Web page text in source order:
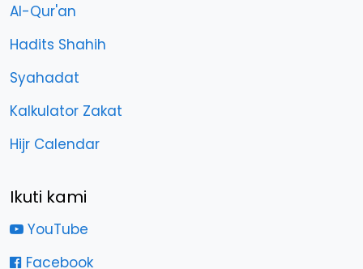
Al-Qur'an
Hadits Shahih
Syahadat
Kalkulator Zakat
Hijr Calendar
Ikuti kami
YouTube
Facebook